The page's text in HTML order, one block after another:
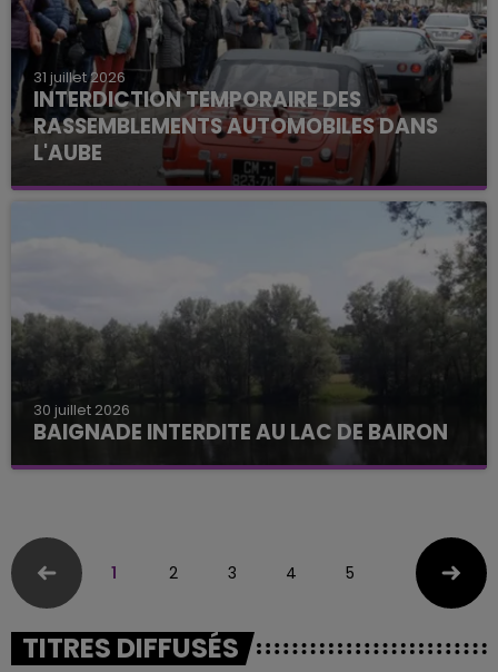
31 juillet 2026
INTERDICTION TEMPORAIRE DES
RASSEMBLEMENTS AUTOMOBILES DANS
L'AUBE
30 juillet 2026
BAIGNADE INTERDITE AU LAC DE BAIRON
1 2 3 4 5
TITRES DIFFUSÉS